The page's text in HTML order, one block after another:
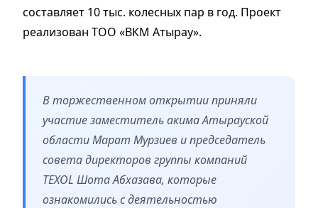
составляет 10 тыс. колесных пар в год. Проект
реализован ТОО «ВКМ Атырау».
В торжественном открытии приняли
участие заместитель акима Атырауской
области Марат Мурзиев и председатель
совета директоров группы компаний
TEXOL Шота Абхазава, которые
ознакомились с деятельностью